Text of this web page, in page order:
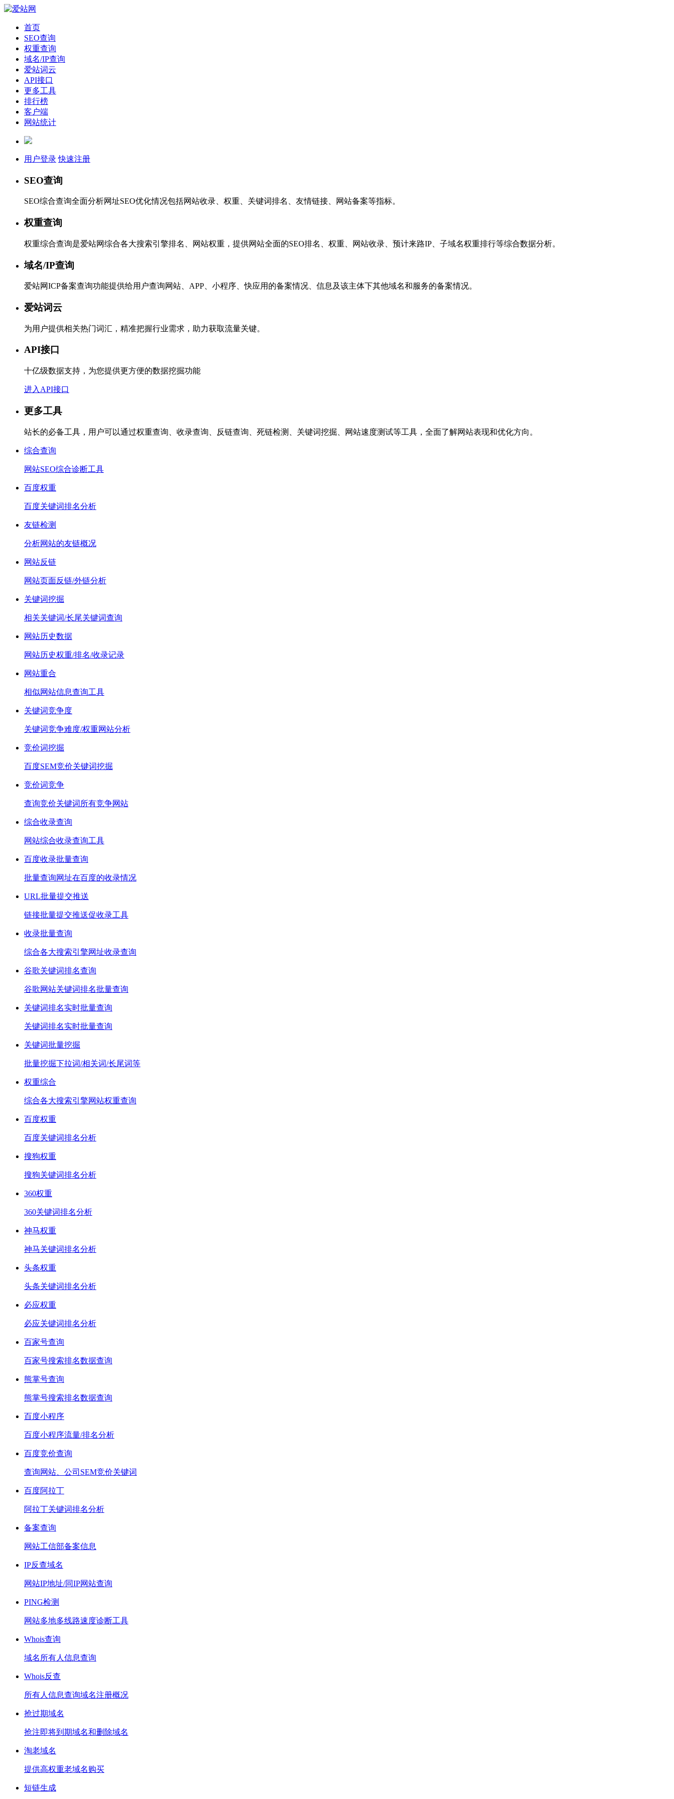
首页
SEO查询
权重查询
域名/IP查询
爱站词云
API接口
更多工具
排行榜
客户端
网站统计
用户登录 快速注册
SEO查询
SEO综合查询全面分析网址SEO优化情况包括网站收录、权重、关键词排名、友情链接、网站备案等指标。
权重查询
权重综合查询是爱站网综合各大搜索引擎排名、网站权重，提供网站全面的SEO排名、权重、网站收录、预计来路IP、子域名权重排行等综合数据分析。
域名/IP查询
爱站网ICP备案查询功能提供给用户查询网站、APP、小程序、快应用的备案情况、信息及该主体下其他域名和服务的备案情况。
爱站词云
为用户提供相关热门词汇，精准把握行业需求，助力获取流量关键。
API接口
十亿级数据支持，为您提供更方便的数据挖掘功能
进入API接口
更多工具
站长的必备工具，用户可以通过权重查询、收录查询、反链查询、死链检测、关键词挖掘、网站速度测试等工具，全面了解网站表现和优化方向。
综合查询
网站SEO综合诊断工具
百度权重
百度关键词排名分析
友链检测
分析网站的友链概况
网站反链
网站页面反链/外链分析
关键词挖掘
相关关键词/长尾关键词查询
网站历史数据
网站历史权重/排名/收录记录
网站重合
相似网站信息查询工具
关键词竞争度
关键词竞争难度/权重网站分析
竞价词挖掘
百度SEM竞价关键词挖掘
竞价词竞争
查询竞价关键词所有竞争网站
综合收录查询
网站综合收录查询工具
百度收录批量查询
批量查询网址在百度的收录情况
URL批量提交推送
链接批量提交推送促收录工具
收录批量查询
综合各大搜索引擎网址收录查询
谷歌关键词排名查询
谷歌网站关键词排名批量查询
关键词排名实时批量查询
关键词排名实时批量查询
关键词批量挖掘
批量挖掘下拉词/相关词/长尾词等
权重综合
综合各大搜索引擎网站权重查询
百度权重
百度关键词排名分析
搜狗权重
搜狗关键词排名分析
360权重
360关键词排名分析
神马权重
神马关键词排名分析
头条权重
头条关键词排名分析
必应权重
必应关键词排名分析
百家号查询
百家号搜索排名数据查询
熊掌号查询
熊掌号搜索排名数据查询
百度小程序
百度小程序流量/排名分析
百度竞价查询
查询网站、公司SEM竞价关键词
百度阿拉丁
阿拉丁关键词排名分析
备案查询
网站工信部备案信息
IP反查域名
网站IP地址/同IP网站查询
PING检测
网站多地多线路速度诊断工具
Whois查询
域名所有人信息查询
Whois反查
所有人信息查询域名注册概况
抢过期域名
抢注即将到期域名和删除域名
淘老域名
提供高权重老域名购买
短链生成